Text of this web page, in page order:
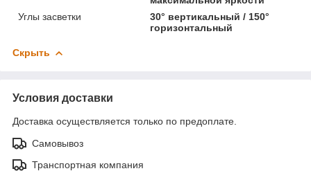
Углы засветки
30° вертикальный / 150°
горизонтальный
Скрыть
Условия доставки
Доставка осуществляется только по предоплате.
Самовывоз
Транспортная компания